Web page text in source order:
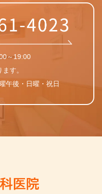
～19:00
す。
午後・日曜・祝日